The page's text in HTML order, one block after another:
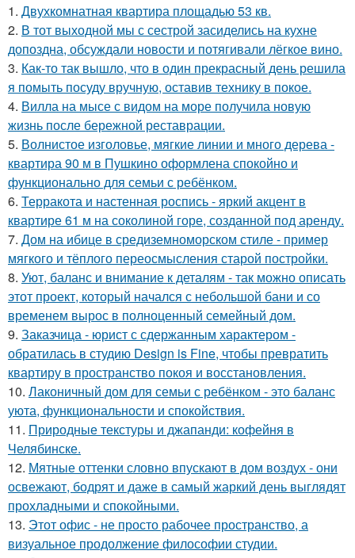
1. Двухкомнатная квартира площадью 53 кв.
2. В тот выходной мы с сестрой засиделись на кухне
допоздна, обсуждали новости и потягивали лёгкое вино.
3. Как-то так вышло, что в один прекрасный день решила
я помыть посуду вручную, оставив технику в покое.
4. Вилла на мысе с видом на море получила новую
жизнь после бережной реставрации.
5. Волнистое изголовье, мягкие линии и много дерева -
квартира 90 м в Пушкино оформлена спокойно и
функционально для семьи с ребёнком.
6. Терракота и настенная роспись - яркий акцент в
квартире 61 м на соколиной горе, созданной под аренду.
7. Дом на ибице в средиземноморском стиле - пример
мягкого и тёплого переосмысления старой постройки.
8. Уют, баланс и внимание к деталям - так можно описать
этот проект, который начался с небольшой бани и со
временем вырос в полноценный семейный дом.
9. Заказчица - юрист с сдержанным характером -
обратилась в студию Design is Fine, чтобы превратить
квартиру в пространство покоя и восстановления.
10. Лаконичный дом для семьи с ребёнком - это баланс
уюта, функциональности и спокойствия.
11. Природные текстуры и джапанди: кофейня в
Челябинске.
12. Мятные оттенки словно впускают в дом воздух - они
освежают, бодрят и даже в самый жаркий день выглядят
прохладными и спокойными.
13. Этот офис - не просто рабочее пространство, а
визуальное продолжение философии студии.